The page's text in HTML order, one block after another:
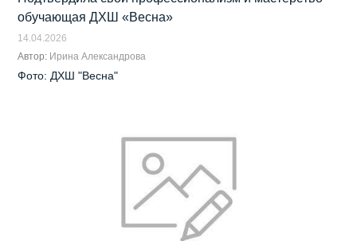
обучающая ДХШ «Весна»
14.04.2026
Автор: Ирина Александрова
Фото: ДХШ "Весна"